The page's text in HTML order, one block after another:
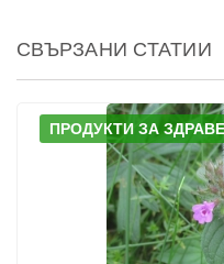
СВЪРЗАНИ СТАТИИ
ПРОДУКТИ ЗА